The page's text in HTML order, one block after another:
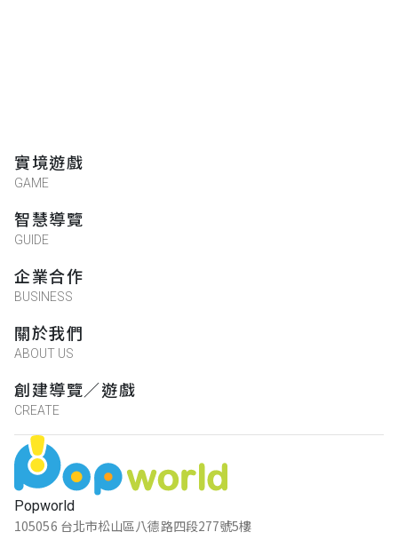
Popworld
105056 台北市松山區八德路四段277號5樓
實境遊戲
GAME
智慧導覽
GUIDE
企業合作
BUSINESS
關於我們
ABOUT US
創建導覽／遊戲
CREATE